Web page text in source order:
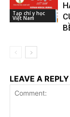
Tạp chí y học
Việt Nam
LEAVE A REPLY